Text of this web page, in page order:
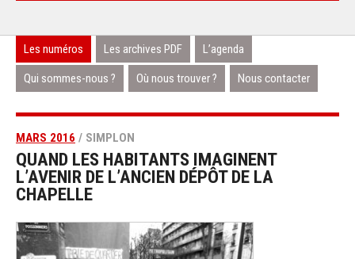
Les numéros Les archives PDF L’agenda
Qui sommes-nous ? Où nous trouver ? Nous contacter
MARS 2016 / SIMPLON
QUAND LES HABITANTS IMAGINENT
L’AVENIR DE L’ANCIEN DÉPÔT DE LA
CHAPELLE